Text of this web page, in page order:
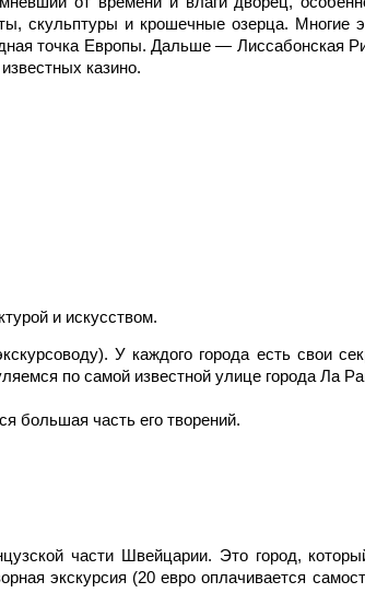
скульптуры и крошечные озерца. Многие
точка Европы. Дальше — Лиссабонская
казино.
и искусством.
У каждого города есть свои
по самой известной улице города Ла
большая часть его творений.
части Швейцарии. Это город,
экскурсия (20 евро оплачивается